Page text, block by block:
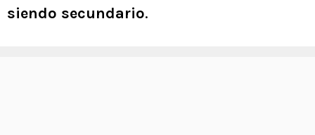
siendo secundario.